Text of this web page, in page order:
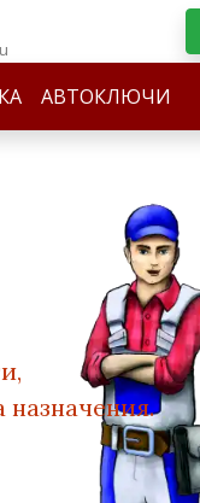
АВТОКЛЮЧИ
назначения.